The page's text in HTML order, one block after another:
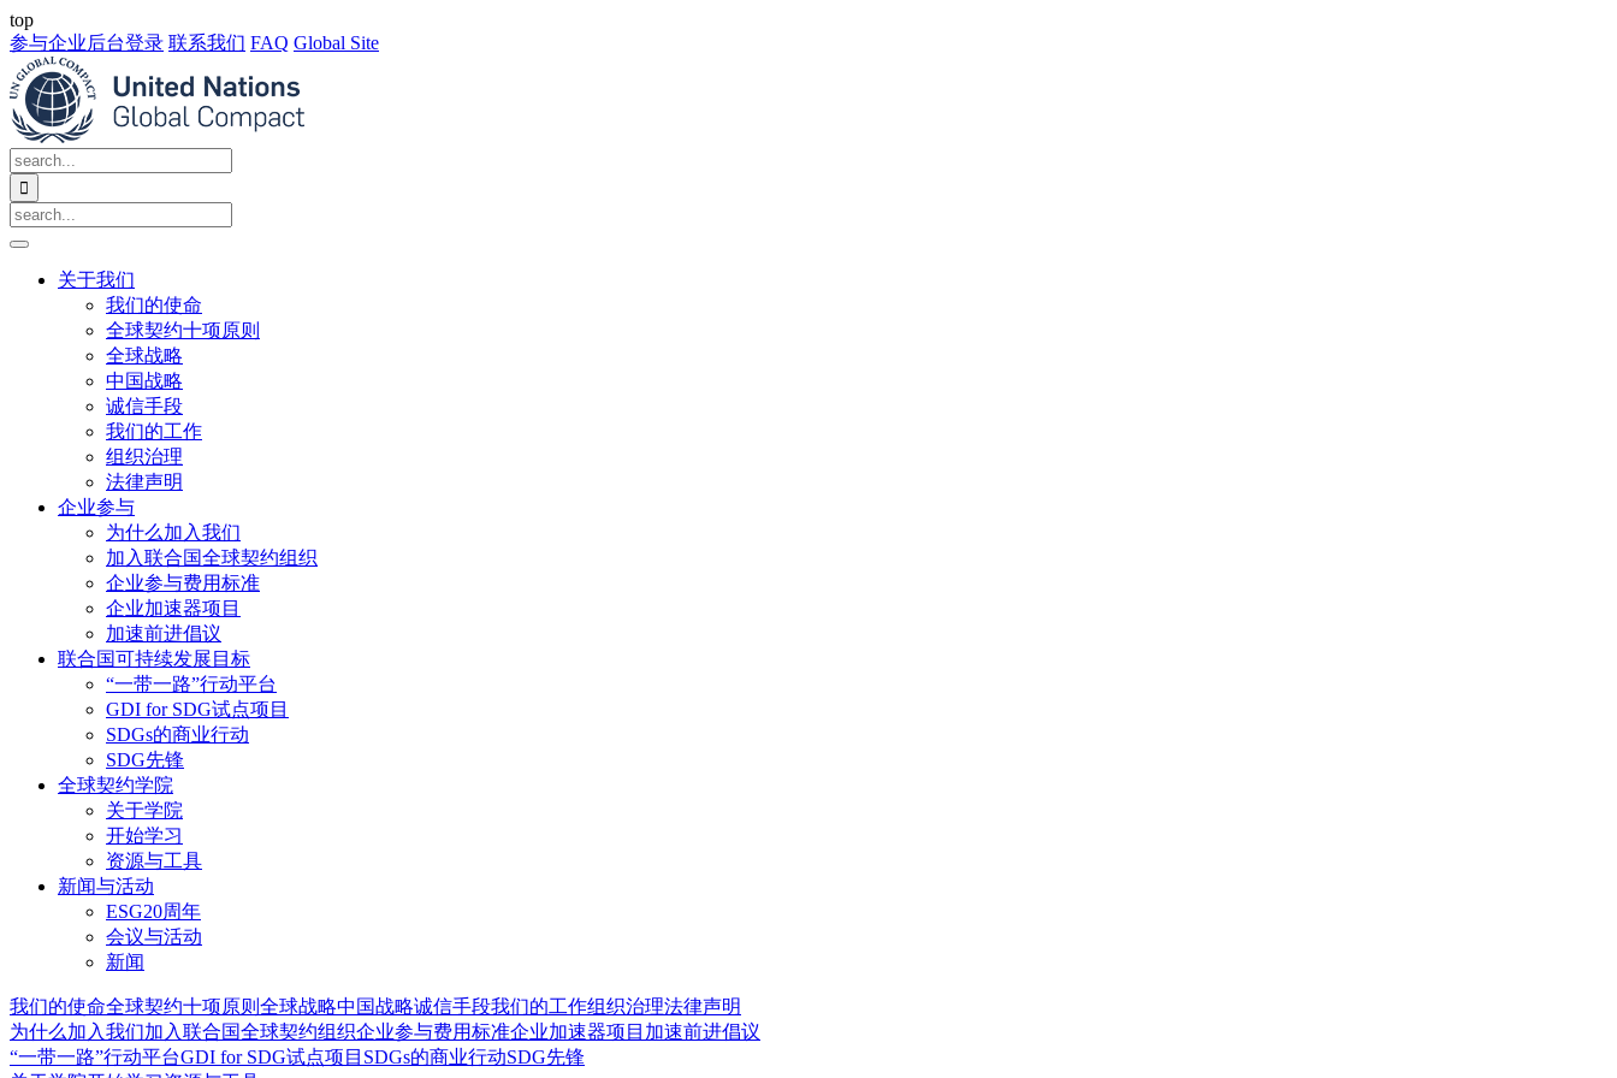
top
参与企业后台登录 联系我们 FAQ Global Site

关于我们
我们的使命
全球契约十项原则
全球战略
中国战略
诚信手段
我们的工作
组织治理
法律声明
企业参与
为什么加入我们
加入联合国全球契约组织
企业参与费用标准
企业加速器项目
加速前进倡议
联合国可持续发展目标
“一带一路”行动平台
GDI for SDG试点项目
SDGs的商业行动
SDG先锋
全球契约学院
关于学院
开始学习
资源与工具
新闻与活动
ESG20周年
会议与活动
新闻
我们的使命全球契约十项原则 全球战略中国战略诚信手段我们的工作组织治理法律声明
为什么加入我们加入联合国全球契约组织企业参与费用标准企业加速器项目 加速前进倡议
“一带一路”行动平台GDI for SDG试点项目 SDGs的商业行动SDG先锋